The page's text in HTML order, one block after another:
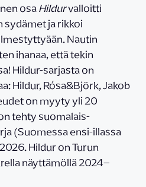
osaHildurvalloitti
ja rikkoi
Nautin
ihanaa, että tekin
Hildur-sarjasta on
Hildur, Rósa&Björk, Jakob
on myyty yli 20
tehty suomalais-
(Suomessa ensi-illassa
Hildur on Turun
näyttämöllä 2024–